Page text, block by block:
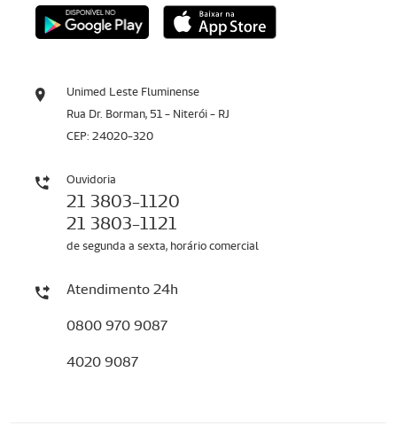
Unimed Leste Fluminense
Rua Dr. Borman, 51 - Niterói - RJ
CEP: 24020-320
Ouvidoria
21 3803-1120
21 3803-1121
de segunda a sexta, horário comercial
Atendimento 24h
0800 970 9087
4020 9087